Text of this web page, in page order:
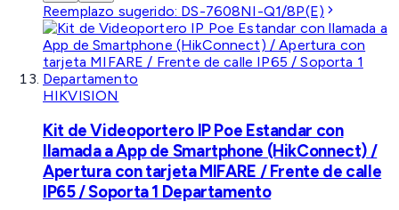
Reemplazo sugerido: DS-7608NI-Q1/8P(E)
HIKVISION
Kit de Videoportero IP Poe Estandar con
llamada a App de Smartphone (HikConnect) /
Apertura con tarjeta MIFARE / Frente de calle
IP65 / Soporta 1 Departamento